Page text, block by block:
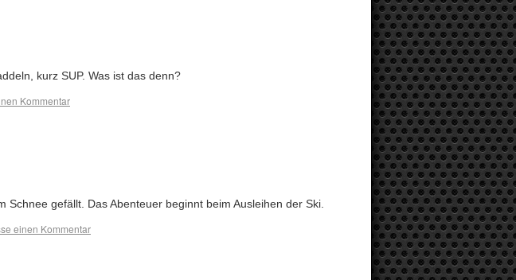
kurz SUP. Was ist das denn?
Kommentar
gefällt. Das Abenteuer beginnt beim Ausleihen der Ski.
einen Kommentar